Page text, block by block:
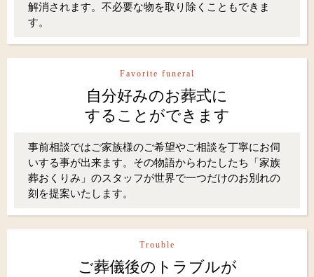
解消されます。不必要な物を取り除くこともできま
す。
Favorite funeral
自分好みのお葬式に
することができます
事前相談ではご家族様のご希望やご相談を丁寧にお伺
いする事が出来ます。その物語からわたしたち「家族
葬おくりみ」のスタッフが世界で一つだけのお別れの
刻を提案いたします。
Trouble
ご葬儀後のトラブルが